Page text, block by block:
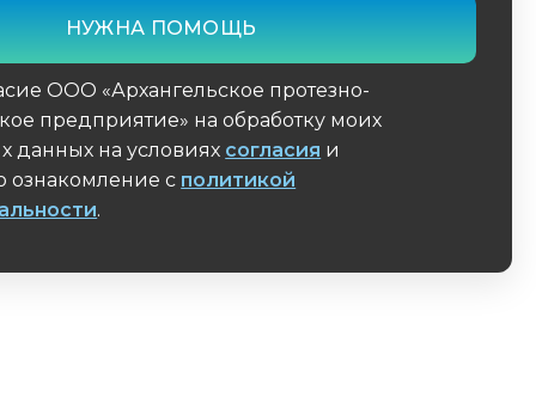
ООО «Архангельское протезно-
предприятие» на обработку моих
данных на условиях согласия и
ознакомление с политикой
.